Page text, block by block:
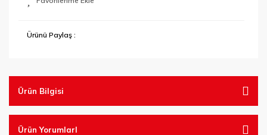
Ürünü Paylaş :
Ürün Bilgisi
Ürün YorumlarI